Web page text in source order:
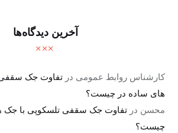
آخرین دیدگاه‌ها
کارشناس روابط عمومی درتفاوت جک
های ساده در چیست؟
محسن درتفاوت جک سقفی تلسکوپی با جک
چیست؟